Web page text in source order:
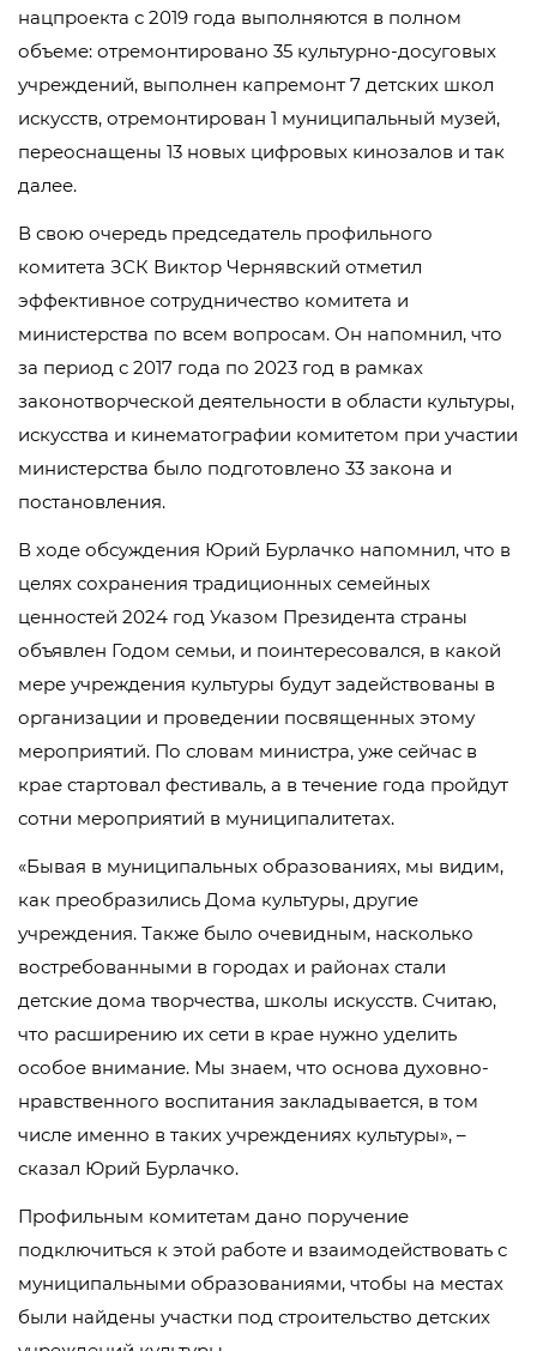
нацпроекта с 2019 года выполняются в полном
объеме: отремонтировано 35 культурно-досуговых
учреждений, выполнен капремонт 7 детских школ
искусств, отремонтирован 1 муниципальный музей,
переоснащены 13 новых цифровых кинозалов и так
далее.
В свою очередь председатель профильного
комитета ЗСК Виктор Чернявский отметил
эффективное сотрудничество комитета и
министерства по всем вопросам. Он напомнил, что
за период с 2017 года по 2023 год в рамках
законотворческой деятельности в области культуры,
искусства и кинематографии комитетом при участии
министерства было подготовлено 33 закона и
постановления.
В ходе обсуждения Юрий Бурлачко напомнил, что в
целях сохранения традиционных семейных
ценностей 2024 год Указом Президента страны
объявлен Годом семьи, и поинтересовался, в какой
мере учреждения культуры будут задействованы в
организации и проведении посвященных этому
мероприятий. По словам министра, уже сейчас в
крае стартовал фестиваль, а в течение года пройдут
сотни мероприятий в муниципалитетах.
«Бывая в муниципальных образованиях, мы видим,
как преобразились Дома культуры, другие
учреждения. Также было очевидным, насколько
востребованными в городах и районах стали
детские дома творчества, школы искусств. Считаю,
что расширению их сети в крае нужно уделить
особое внимание. Мы знаем, что основа духовно-
нравственного воспитания закладывается, в том
числе именно в таких учреждениях культуры», –
сказал Юрий Бурлачко.
Профильным комитетам дано поручение
подключиться к этой работе и взаимодействовать с
муниципальными образованиями, чтобы на местах
были найдены участки под строительство детских